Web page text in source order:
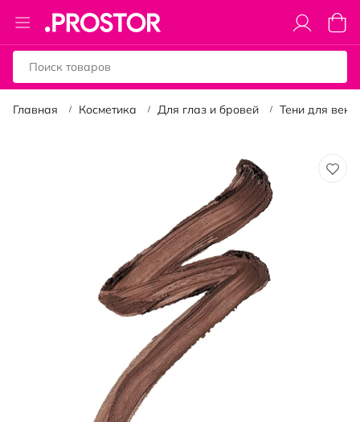
Toggle
Nav
Моя
Главная Косметика Для глаз и бровей Тени для век